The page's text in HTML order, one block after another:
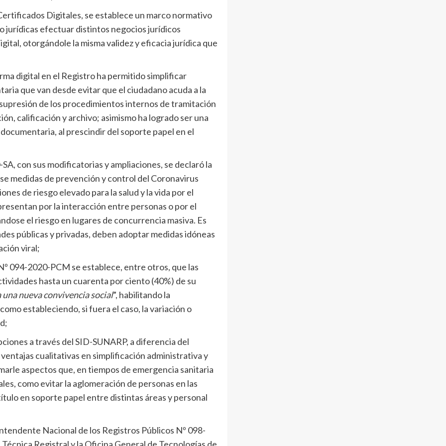
Digitales, se establece un marco normativo
jurídicas efectuar distintos negocios jurídicos
otorgándole la misma validez y eficacia jurídica que
digital en el Registro ha permitido simplificar
que van desde evitar que el ciudadano acuda a la
de los procedimientos internos de tramitación
calificación y archivo; asimismo ha logrado ser una
al prescindir del soporte papel en el
con sus modificatorias y ampliaciones, se declaró la
medidas de prevención y control del Coronavirus
de riesgo elevado para la salud y la vida por el
por la interacción entre personas o por el
el riesgo en lugares de concurrencia masiva. Es
públicas y privadas, deben adoptar medidas idóneas
viral;
094-2020-PCM se establece, entre otros, que las
hasta un cuarenta por ciento (40%) de su
una nueva convivencia social”, habilitando la
estableciendo, si fuera el caso, la variación o
a través del SID-SUNARP, a diferencia del
cualitativas en simplificación administrativa y
aspectos que, en tiempos de emergencia sanitaria
como evitar la aglomeración de personas en las
en soporte papel entre distintas áreas y personal
Nacional de los Registros Públicos Nº 098-